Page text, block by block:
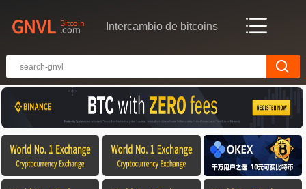
Intercambio de bitcoins